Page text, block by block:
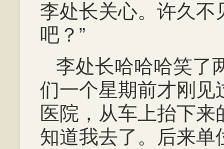
李处长关心。许久不
吧？”
李处长哈哈哈笑了
们一个星期前才刚见
医院，从车上抬下
知道我去了。后来单